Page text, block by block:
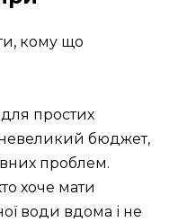
кому що
простих
бюджет,
проблем.
хоче мати
води вдома і не